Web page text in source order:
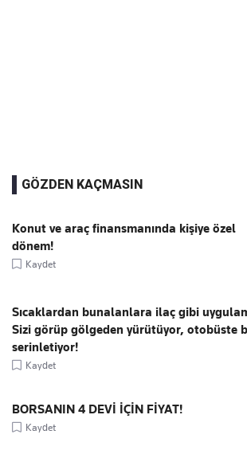
GÖZDEN KAÇMASIN
Konut ve araç finansmanında kişiye özel
dönem!
Kaydet
Sıcaklardan bunalanlara ilaç gibi
Sizi görüp gölgeden yürütüyor, otobüste
serinletiyor!
Kaydet
BORSANIN 4 DEVİ İÇİN FİYAT!
Kaydet